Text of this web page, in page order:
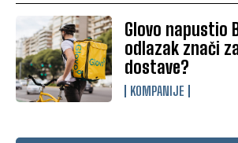
Glovo napustio
odlazak znači
dostave?
KOMPANIJE